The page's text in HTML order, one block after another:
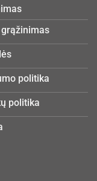
grąžinimas
politika
politika